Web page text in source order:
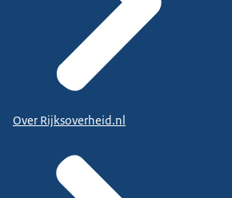
Over Rijksoverheid.nl